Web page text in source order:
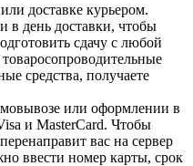
доставке курьером.
в день доставки, чтобы
сдачу с любой
средства, получаете
или оформлении в
и MasterCard. Чтобы
вас на сервер
ввести номер карты, срок